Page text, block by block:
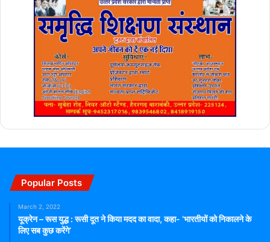
Popular Posts
March 2, 2022
यूक्रेन – रूस युद्ध : रूसी दूत ने किया मदद का वादा, कहा- ‘भारतीयों को निकालने के
लिए सब कुछ करेंगे’